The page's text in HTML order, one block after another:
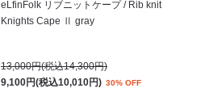
eLfinFolk リブニットケープ / Rib knit
Knights Cape Ⅱ gray
13,000円(税込14,300円)
9,100円(税込10,010円) 30% OFF